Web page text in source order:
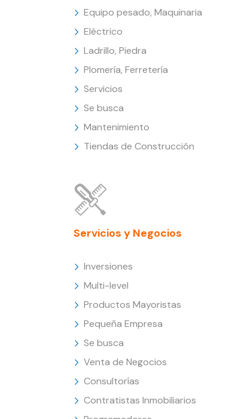
Equipo pesado, Maquinaria
Eléctrico
Ladrillo, Piedra
Plomería, Ferretería
Servicios
Se busca
Mantenimiento
Tiendas de Construcción
Servicios y Negocios
Inversiones
Multi-level
Productos Mayoristas
Pequeña Empresa
Se busca
Venta de Negocios
Consultorías
Contratistas Inmobiliarios